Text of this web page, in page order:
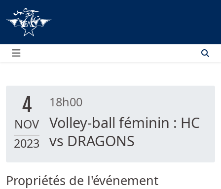
Menu
4
NOV
2023
18h00
Volley-ball féminin : HC
vs DRAGONS
Propriétés de l'événement